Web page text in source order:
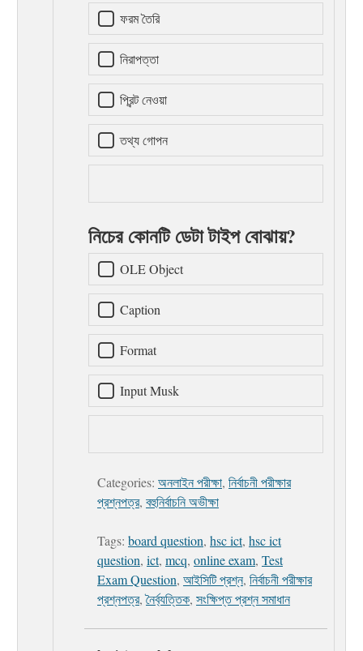
ফরম তৈরি
নিরাপত্তা
প্রিন্ট নেওয়া
তথ্য গোপন
নিচের কোনটি ডেটা টাইপ বোঝায়?
OLE Object
Caption
Format
Input Musk
Categories: অনলাইন পরীক্ষা, নির্বাচনী পরীক্ষার
প্রশ্নপত্র, বহুনির্বাচনি অভীক্ষা
Tags: board question, hsc ict, hsc ict
question, ict, mcq, online exam, Test
Exam Question, আইসিটি প্রশ্ন, নির্বাচনী পরীক্ষার
প্রশ্নপত্র,নৈর্ব্যত্তিক, সংক্ষিপ্ত প্রশ্ন সমাধান